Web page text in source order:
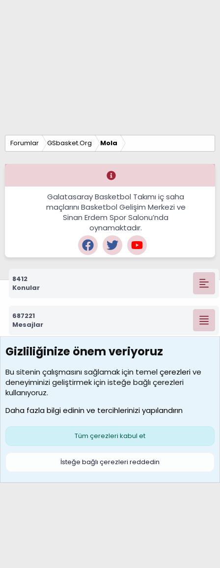
Forumlar GSbasket.Org Mola
Galatasaray Basketbol Takımı iç saha
maçlarını Basketbol Gelişim Merkezi ve
Sinan Erdem Spor Salonu’nda
oynamaktadır.
8412
Konular
687221
Mesajlar
7388
Kullanıcılar
borabekirogluu
Son üye
Çerezler
S
Gizliliğinize önem veriyoruz
Bu sitenin çalışmasını sağlamak için temelçerezlerive
deneyiminizi geliştirmek için isteğe bağlı çerezleri
kullanıyoruz.
Daha fazla bilgi edinin ve tercihlerinizi yapılandırın
Tüm çerezleri kabul et
İsteğe bağlı çerezleri reddedin